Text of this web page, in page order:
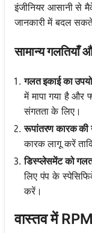
इंजीनियर आसानी से
जानकारी में बदल
सामान्य
गलत इकाई का
में मापा गया है
संगतता के लिए।
रूपांतरण कारक की
कारक लागू करें
डिस्प्लेसमेंट को
लिए पंप के
करें।
वास्तव में